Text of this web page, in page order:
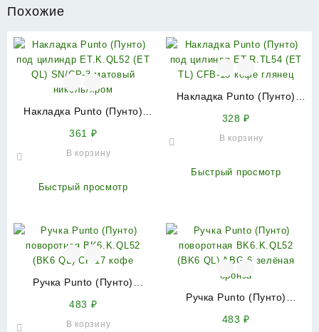
Похожие
Накладка Punto (Пунто)
никель/хром
361 ₽
В корзину
Быстрый просмотр
Накладка Punto (Пунто)
328₽
В корзину
Быстрый просмотр
Ручка Punto (Пунто)
483 ₽
В корзину
Ручка Punto (Пунто)
483₽